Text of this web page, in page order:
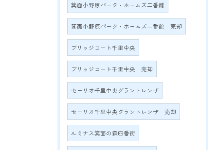
箕面小野原パーク・ホームズ二番館
箕面小野原パーク・ホームズ二番館 売却
ブリッジコート千里中央
ブリッジコート千里中央 売却
セーリオ千里中央グラントレンザ
セーリオ千里中央グラントレンザ 売却
ルミナス箕面の森四番街